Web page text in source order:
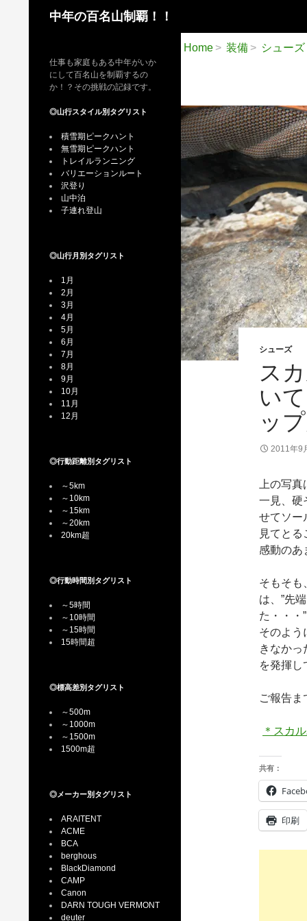
中年の百名山制覇！！
Home 装備 シューズ
シューズ
ス
い
ッ
2011年9
上の写
一見、硬
せてソー
見てとる
感動のあ
そもそも
は、”先
た・・・
そのよう
きなかっ
を発揮し
ご報告ま
＊スカ
共有：
印刷
仕事も家庭もある中年がいか
にして百名山を制覇するの
か！？その挑戦の記録です。
◎山行スタイル別タグリスト
積雪期ピークハント
無雪期ピークハント
トレイルランニング
バリエーションルート
沢登り
山中泊
子連れ登山
◎山行月別タグリスト
1月
2月
3月
4月
5月
6月
7月
8月
9月
10月
11月
12月
◎行動距離別タグリスト
～5km
～10km
～15km
～20km
20km超
◎行動時間別タグリスト
～5時間
～10時間
～15時間
15時間超
◎標高差別タグリスト
～500m
～1000m
～1500m
1500m超
◎メーカー別タグリスト
ARAITENT
ACME
BCA
berghous
BlackDiamond
CAMP
Canon
DARN TOUGH VERMONT
deuter